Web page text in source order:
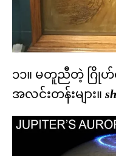
၁၁။ မတူညီတဲ့ ဂြိုဟ်
အလင်းတန်းများ။